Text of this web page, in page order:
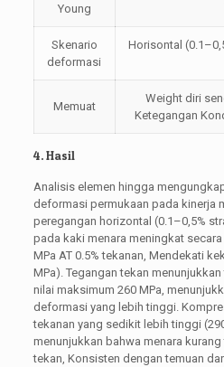
Young
Skenario
deformasi
Horisontal
Memuat
Weight diri
Ketegangan
4. Hasil
Analisis elemen hingga
deformasi permukaan pada kinerja
peregangan horizontal (0.1–0,5%
pada kaki menara meningkat
MPa AT 0.5% tekanan, Mendekati
MPa). Tegangan tekan
nilai maksimum 260 MPa,
deformasi yang lebih tinggi.
tekanan yang sedikit lebih tinggi
menunjukkan bahwa menara
tekan, Konsisten dengan temuan